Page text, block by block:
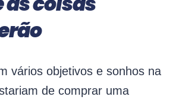
vários objetivos e sonhos na
de comprar uma